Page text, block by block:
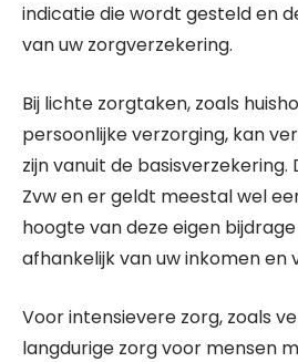
indicatie die wordt gesteld en
van uw zorgverzekering.
Bij lichte zorgtaken, zoals
persoonlijke verzorging, kan
zijn vanuit de
Zvw en er geldt meestal wel
hoogte van deze eigen
afhankelijk van uw inkomen en
Voor intensievere zorg, zoals
langdurige zorg voor mensen